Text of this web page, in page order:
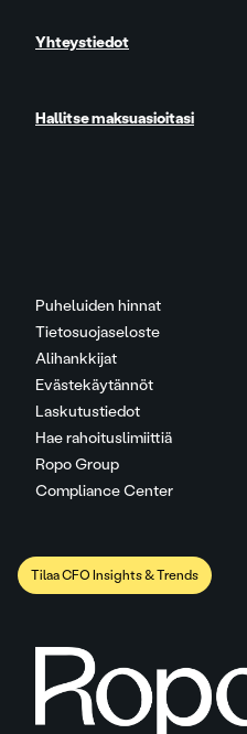
Puheluiden hinnat
Tietosuojaseloste
Alihankkijat
Evästekäytännöt
Laskutustiedot
Hae rahoituslimiittiä
Ropo Group
Compliance Center
Yhteystiedot
Hallitse maksuasioitasi
Tilaa CFO Insights & Trends